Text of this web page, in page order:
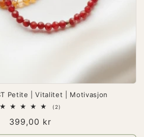
Petite | Vitalitet | Motivasjon
(2)
Vanlig
pris
399,00 kr